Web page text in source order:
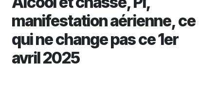
manifestation aérienne, ce
qui ne change pas ce 1er
avril 2025